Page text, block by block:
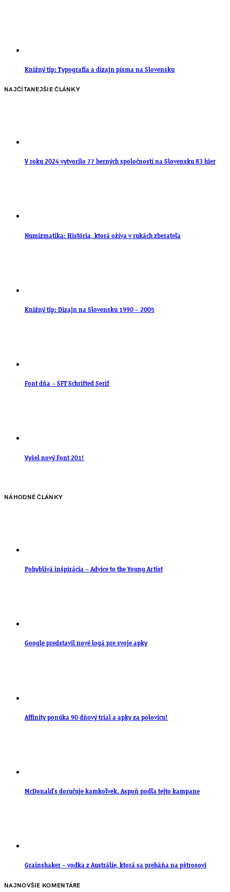
Knižný tip: Typografia a dizajn písma na Slovensku
NAJČÍTANEJŠIE ČLÁNKY
V roku 2024 vytvorilo 77 herných spoločností na Slovensku 83 hier
Numizmatika: História, ktorá ožíva v rukách zberateľa
Knižný tip: Dizajn na Slovensku 1990 – 2005
Font dňa – SFT Schrifted Serif
Vyšel nový Font 201!
NÁHODNÉ ČLÁNKY
Pohyblivá inšpirácia – Advice to the Young Artist
Google predstavil nové logá pre svoje apky
Affinity ponúka 90 dňový trial a apky za polovicu!
McDonald’s doručuje kamkoľvek. Aspoň podľa tejto kampane
Grainshaker – vodka z Austrálie, ktorá sa preháňa na pštrosovi
NAJNOVŠIE KOMENTÁRE